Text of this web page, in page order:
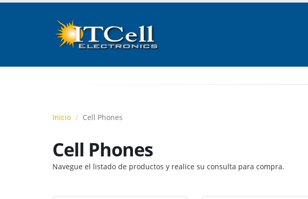
Inicio Cell Phones
Cell Phones
Navegue el listado de productos y realice su consulta para compra.